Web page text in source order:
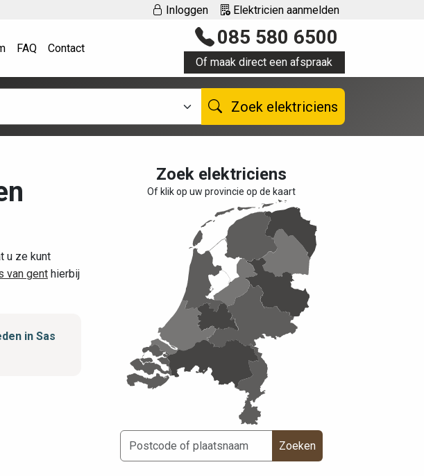
Inloggen Elektricien aanmelden
FAQ Contact 085 580 6500
Of maak direct een afspraak
Zoek elektriciens
u ze kunt
van gent hierbij
in Sas
Zoek elektriciens
Of klik op uw provincie op de kaart
Zoeken